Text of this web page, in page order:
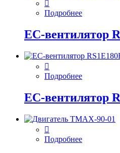
Подробнее
EC-вентилятор
Подробнее
EC-вентилятор
Подробнее